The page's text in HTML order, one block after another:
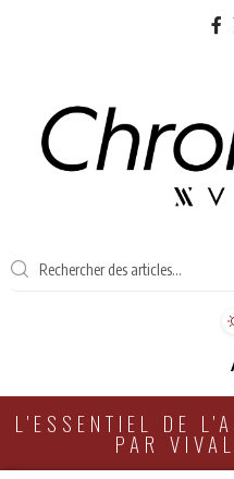
L'ESSENTIEL DE
PAR